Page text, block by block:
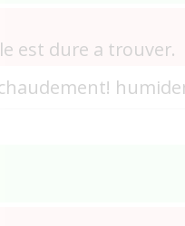
est dure a trouver.